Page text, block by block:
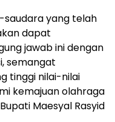
saudara yang telah
dapat
jawab ini dengan
semangat
tinggi nilai-nilai
kemajuan olahraga
Maesyal Rasyid